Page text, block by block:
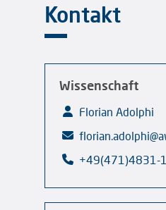
Kontakt
Wissenschaft
Florian Adolphi
+49(471)4831-